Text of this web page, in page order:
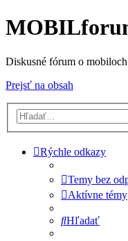
Diskusné fórum o
Prejsť na obsah
Rýchle odkazy
Temy bez
Aktívne témy
Hľadať